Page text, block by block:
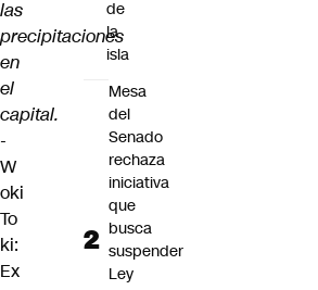
las
precipitaciones
en
el
capital.
-
W
oki
To
ki:
Ex
de
la
isla
Mesa
del
Senado
rechaza
iniciativa
que
busca
suspender
Ley